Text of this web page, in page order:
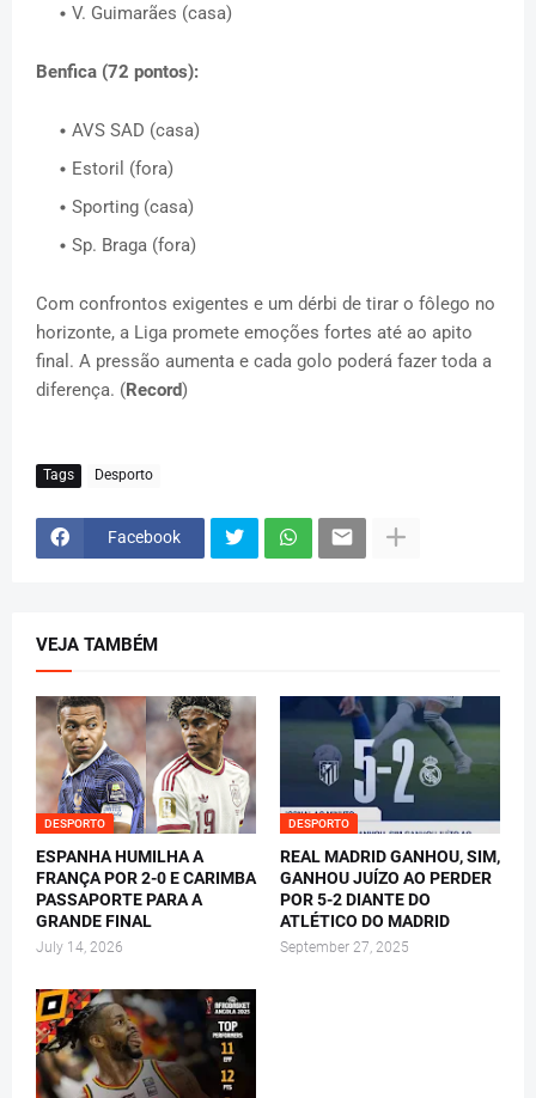
V. Guimarães (casa)
Benfica (72 pontos):
AVS SAD (casa)
Estoril (fora)
Sporting (casa)
Sp. Braga (fora)
Com confrontos exigentes e um dérbi de tirar o fôlego no
horizonte, a Liga promete emoções fortes até ao apito
final. A pressão aumenta e cada golo poderá fazer toda a
diferença. (Record)
Tags Desporto
Facebook
VEJA TAMBÉM
DESPORTO
ESPANHA HUMILHA A
FRANÇA POR 2-0 E CARIMBA
PASSAPORTE PARA A
GRANDE FINAL
July 14, 2026
DESPORTO
REAL MADRID GANHOU, SIM,
GANHOU JUÍZO AO PERDER
POR 5-2 DIANTE DO
ATLÉTICO DO MADRID
September 27, 2025